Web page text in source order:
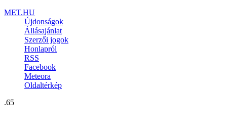
MET.HU
Újdonságok
Állásajánlat
Szerzői jogok
Honlapról
RSS
Facebook
Meteora
Oldaltérkép
.65